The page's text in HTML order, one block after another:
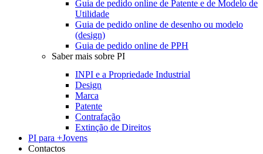
Guia de pedido online de Patente e de Modelo de
Utilidade
Guia de pedido online de desenho ou modelo
(design)
Guia de pedido online de PPH
Saber mais sobre PI
INPI e a Propriedade Industrial
Design
Marca
Patente
Contrafação
Extinção de Direitos
PI para +Jovens
Contactos